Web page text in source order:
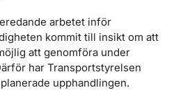
arbetet inför
kommit till insikt om att
att genomföra under
har Transportstyrelsen
upphandlingen.